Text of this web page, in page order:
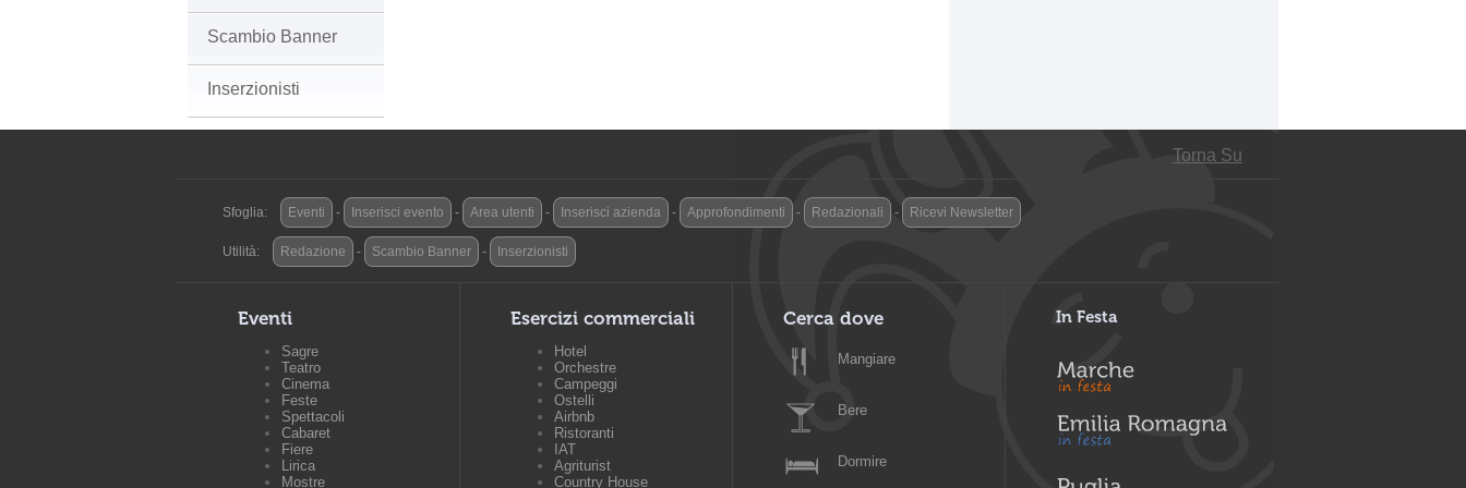
Scambio Banner
Inserzionisti
Torna Su
Sfoglia: Eventi - Inserisci evento - Area utenti - Inserisci azienda - Approfondimenti - Redazionali - Ricevi Newsletter
Utilità: Redazione - Scambio Banner - Inserzionisti
Eventi
Sagre
Teatro
Cinema
Feste
Spettacoli
Cabaret
Fiere
Lirica
Mostre
Esercizi commerciali
Hotel
Orchestre
Campeggi
Ostelli
Airbnb
Ristoranti
IAT
Agriturist
Country House
Cerca dove
Mangiare
Bere
Dormire
In Festa